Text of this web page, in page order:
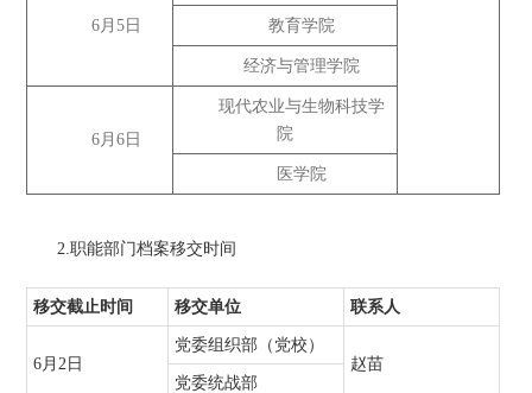
6月5日 教育学院
经济与管理学院
6月6日
现代农业与生物科技学
院
医学院
2.职能部门档案移交时间
移交截止时间 移交单位 联系人
6月2日
党委组织部（党校）
赵苗
党委统战部